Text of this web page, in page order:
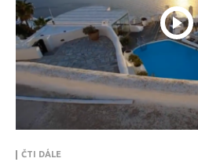
ČTI DÁLE